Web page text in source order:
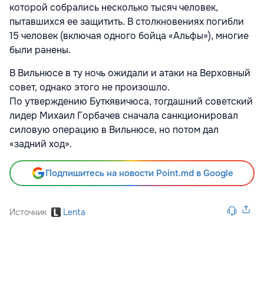
которой собрались несколько тысяч человек,
пытавшихся ее защитить. В столкновениях погибли
15 человек (включая одного бойца «Альфы»), многие
были ранены.
В Вильнюсе в ту ночь ожидали и атаки на Верховный
совет, однако этого не произошло.
По утверждению Буткявичюса, тогдашний советский
лидер Михаил Горбачев сначала санкционировал
силовую операцию в Вильнюсе, но потом дал
«задний ход».
Подпишитесь на новости Point.md в Google
Источник Lenta